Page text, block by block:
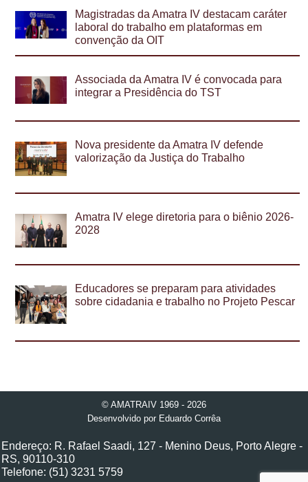
Magistradas da Amatra IV destacam caráter
laboral do trabalho em plataformas em
convenção da OIT
Associada da Amatra IV é convocada para
integrar a Presidência do TST
Nova presidente da Amatra IV defende
valorização da Justiça do Trabalho
Amatra IV elege diretoria para o biênio 2026-
2028
Educadores se preparam para atividades
sobre cidadania e trabalho no Projeto Pescar
© AMATRAIV 1969 - 2026
Desenvolvido por Eduardo Corrêa
Endereço: R. Rafael Saadi, 127 - Menino Deus, Porto Alegre -
RS, 90110-310
Telefone: (51) 3231 5759